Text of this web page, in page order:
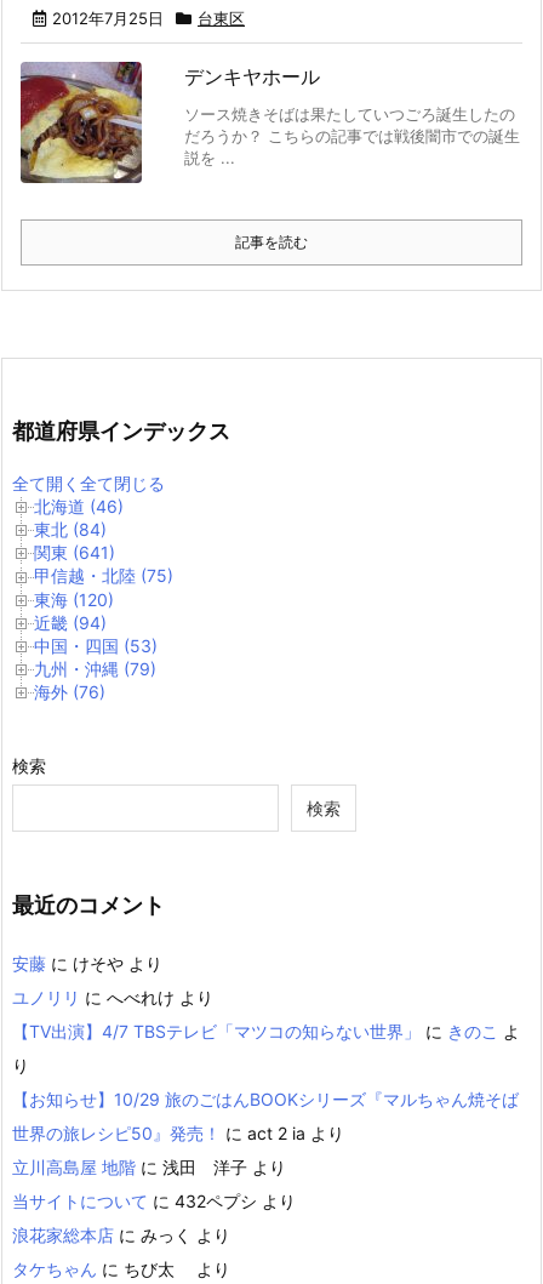
2012年7月25日 台東区
デンキヤホール
ソース焼きそばは果たしていつごろ誕生したの
だろうか？ こちらの記事では戦後闇市での誕生
説を ...
記事を読む
都道府県インデックス
全て開く 全て閉じる
北海道 (46)
東北 (84)
関東 (641)
甲信越・北陸 (75)
東海 (120)
近畿 (94)
中国・四国 (53)
九州・沖縄 (79)
海外 (76)
検索
検索
最近のコメント
安藤 に けそや より
ユノリリ に へべれけ より
【TV出演】4/7 TBSテレビ「マツコの知らない世界」
に きのこ よ
り
【お知らせ】10/29 旅のごはんBOOKシリーズ『マルちゃん焼そば
世界の旅レシピ50』発売！
に act 2 ia より
立川高島屋 地階 に 浅田 洋子 より
当サイトについて に 432ペプシ より
浪花家総本店 に みっく より
タケちゃん に ちび太 より